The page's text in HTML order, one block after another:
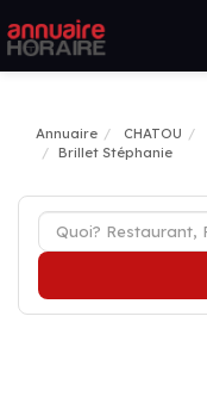
Annuaire CHATOU
Brillet Stéphanie